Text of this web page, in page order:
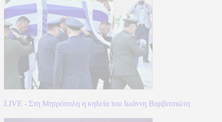
LIVE - Στη Μητρόπολη η κηδεία του Ιωάννη Βαρβιτσιώτη